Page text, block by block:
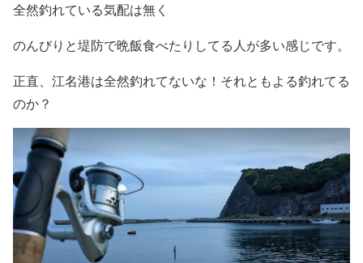
全然釣れている気配は無く
のんびりと堤防で晩飯食べたりしてる人が多い感じです。
正直、江名港は全然釣れてないな！それともよる釣れてる
のか？